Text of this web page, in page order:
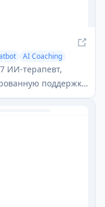
AI Coaching
ИИ-терапевт,
поддержку
по самозаботе и
через